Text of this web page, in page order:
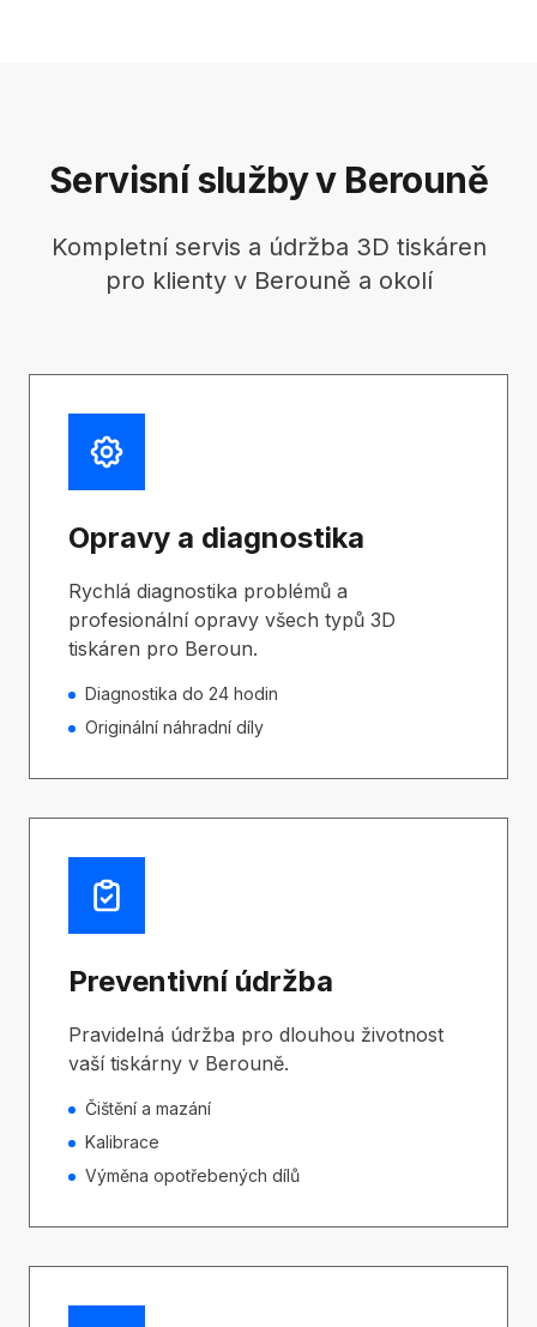
Servisní služby v Berouně
Kompletní servis a údržba 3D tiskáren
pro klienty v Berouně a okolí
Opravy a diagnostika
Rychlá diagnostika problémů a
profesionální opravy všech typů 3D
tiskáren pro Beroun.
Diagnostika do 24 hodin
Originální náhradní díly
Preventivní údržba
Pravidelná údržba pro dlouhou životnost
vaší tiskárny v Berouně.
Čištění a mazání
Kalibrace
Výměna opotřebených dílů